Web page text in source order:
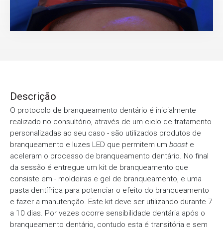
Descrição
O protocolo de branqueamento dentário é inicialmente
realizado no consultório, através de um ciclo de tratamento
personalizadas ao seu caso - são utilizados produtos de
branqueamento e luzes LED que permitem um boost e
aceleram o processo de branqueamento dentário. No final
da sessão é entregue um kit de branqueamento que
consiste em - moldeiras e gel de branqueamento, e uma
pasta dentífrica para potenciar o efeito do branqueamento
e fazer a manutenção. Este kit deve ser utilizando durante 7
a 10 dias. Por vezes ocorre sensibilidade dentária após o
branqueamento dentário, contudo esta é transitória e sem